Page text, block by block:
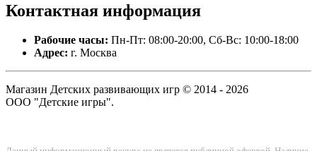
Контактная информация
Рабочие часы: Пн-Пт: 08:00-20:00, Сб-Вс: 10:00-18:00
Адрес: г. Москва
Магазин Детских развивающих игр © 2014 - 2026
ООО "Детские игры".